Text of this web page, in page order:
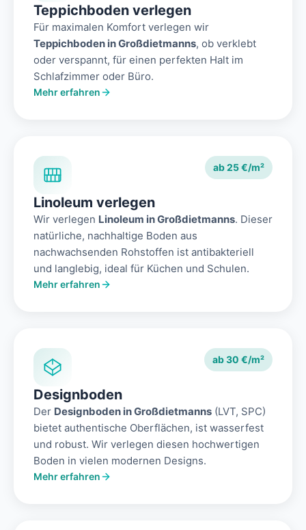
Teppichboden verlegen
Für maximalen Komfort verlegen wir
Teppichboden in Großdietmanns, ob verklebt
oder verspannt, für einen perfekten Halt im
Schlafzimmer oder Büro.
Mehr erfahren
ab 25 €/m²
Linoleum verlegen
Wir verlegen Linoleum in Großdietmanns. Dieser
natürliche, nachhaltige Boden aus
nachwachsenden Rohstoffen ist antibakteriell
und langlebig, ideal für Küchen und Schulen.
Mehr erfahren
ab 30 €/m²
Designboden
Der Designboden in Großdietmanns (LVT, SPC)
bietet authentische Oberflächen, ist wasserfest
und robust. Wir verlegen diesen hochwertigen
Boden in vielen modernen Designs.
Mehr erfahren